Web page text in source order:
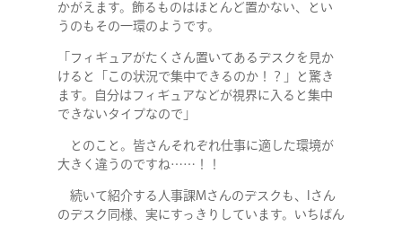
かがえます。飾るものはほとんど置かない、とい
うのもその一環のようです。
「フィギュアがたくさん置いてあるデスクを見か
けると「この状況で集中できるのか！？」と驚き
ます。自分はフィギュアなどが視界に入ると集中
できないタイプなので」
とのこと。皆さんそれぞれ仕事に適した環境が
大きく違うのですね……！！
続いて紹介する人事課Mさんのデスクも、Iさん
のデスク同様、実にすっきりしています。いちばん